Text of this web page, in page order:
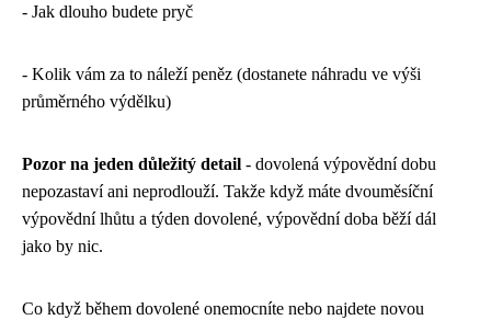
- Jak dlouho budete pryč
- Kolik vám za to náleží peněz (dostanete náhradu ve výši
průměrného výdělku)
Pozor na jeden důležitý detail - dovolená výpovědní dobu
nepozastaví ani neprodlouží. Takže když máte dvouměsíční
výpovědní lhůtu a týden dovolené, výpovědní doba běží dál
jako by nic.
Co když během dovolené onemocníte nebo najdete novou